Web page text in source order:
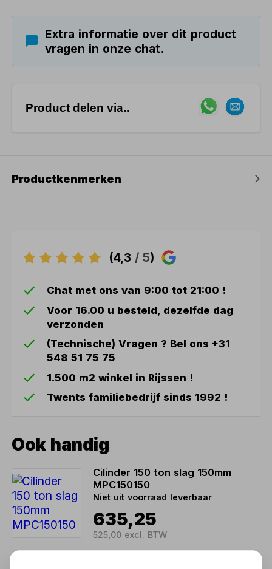
Extra informatie over dit product
vragen in onze chat.
Product delen via..
Productkenmerken
(4,3 / 5)
Chat met ons van 9:00 tot 21:00 !
Voor 16.00 u besteld, dezelfde dag
verzonden
(Technische) Vragen ? Bel ons +31
548 51 75 75
1.500 m2 winkel in Rijssen !
Twents familiebedrijf sinds 1992 !
Ook handig
Cilinder 150 ton slag 150mm
MPC150150
Niet uit voorraad leverbaar
635,25
525,00 excl. BTW